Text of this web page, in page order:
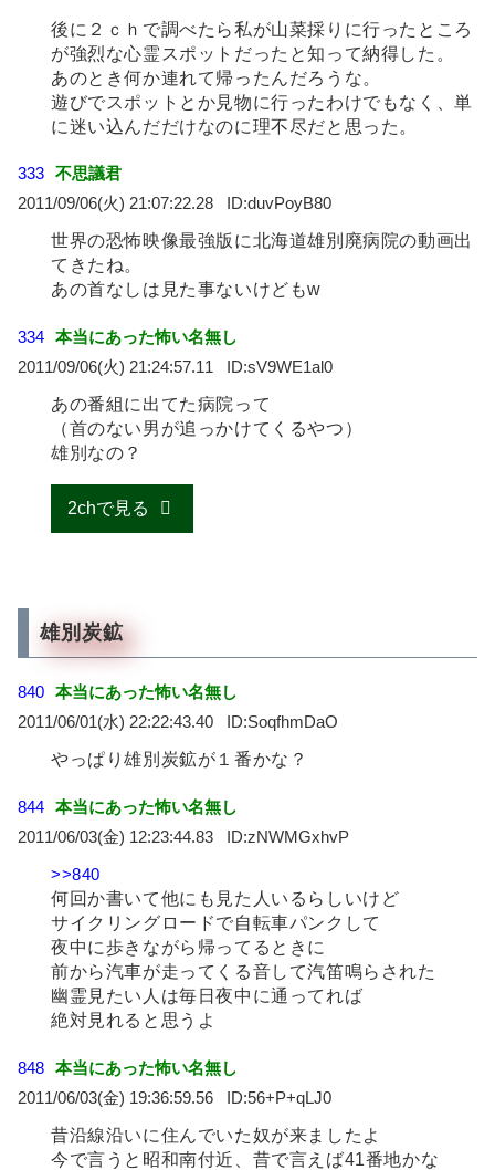
後に２ｃｈで調べたら私が山菜採りに行ったところ
が強烈な心霊スポットだったと知って納得した。
あのとき何か連れて帰ったんだろうな。
遊びでスポットとか見物に行ったわけでもなく、単
に迷い込んだだけなのに理不尽だと思った。
333 不思議君
2011/09/06(火) 21:07:22.28
duvPoyB80
世界の恐怖映像最強版に北海道雄別廃病院の動画出
てきたね。
あの首なしは見た事ないけどもw
334 本当にあった怖い名無し
2011/09/06(火) 21:24:57.11
sV9WE1al0
あの番組に出てた病院って
（首のない男が追っかけてくるやつ）
雄別なの？
2chで見る
雄別炭鉱
840 本当にあった怖い名無し
2011/06/01(水) 22:22:43.40
SoqfhmDaO
やっぱり雄別炭鉱が１番かな？
844 本当にあった怖い名無し
2011/06/03(金) 12:23:44.83
zNWMGxhvP
>>840
何回か書いて他にも見た人いるらしいけど
サイクリングロードで自転車パンクして
夜中に歩きながら帰ってるときに
前から汽車が走ってくる音して汽笛鳴らされた
幽霊見たい人は毎日夜中に通ってれば
絶対見れると思うよ
848 本当にあった怖い名無し
2011/06/03(金) 19:36:59.56
56+P+qLJ0
昔沿線沿いに住んでいた奴が来ましたよ
今で言うと昭和南付近、昔で言えば41番地かな